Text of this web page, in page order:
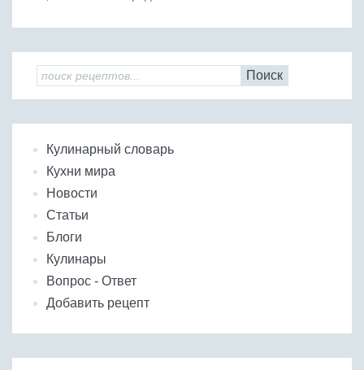
Поиск
Кулинарный словарь
Кухни мира
Новости
Статьи
Блоги
Кулинары
Вопрос - Ответ
Добавить рецепт